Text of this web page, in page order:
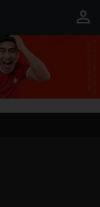
perm_identity